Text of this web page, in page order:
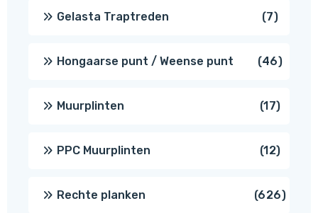
Gelasta Traptreden 77
Hongaarse punt / Weense punt 4646
Muurplinten 1717
PPC Muurplinten 1212
Rechte planken 626626